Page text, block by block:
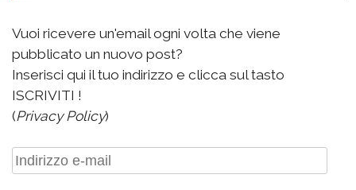
Vuoi ricevere un'email ogni volta che viene
pubblicato un nuovo post?
Inserisci qui il tuo indirizzo e clicca sul tasto
ISCRIVITI !
(Privacy Policy)
Indirizzo
e-